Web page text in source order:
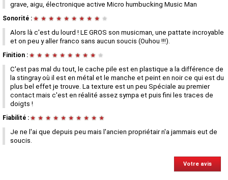
grave, aigu, électronique active Micro humbucking Music Man
Sonorité : ★ ★ ★ ★ ★ ★ ★ ★ ★ ★
Alors là c'est du lourd ! LE GROS son musicman, une pattate incroyable
et on peu y aller franco sans aucun soucis (Ouhou !!!).
Finition : ★ ★ ★ ★ ★ ★ ★ ★ ★ ★
C'est pas mal du tout, le cache pile est en plastique a la différence de
la stingray où il est en métal et le manche et peint en noir ce qui est du
plus bel effet je trouve. La texture est un peu Spéciale au premier
contact mais c'est en réalité assez sympa et puis fini les traces de
doigts !
Fiabilité : ★ ★ ★ ★ ★ ★ ★ ★ ★ ★
Je ne l'ai que depuis peu mais l'ancien propriétair n'a jammais eut de
soucis.
Votre avis